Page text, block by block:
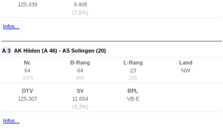
125.439
9.408
(7,5%)
Infos...
A 3 AK Hilden (A 46) - AS Solingen (20)
Nr.
64
(237)
B-Rang
64
(64)
L-Rang
23
(23)
Land
NW
DTV
125.307
SV
11.654
(9,3%)
BPL
VB-E
Infos...